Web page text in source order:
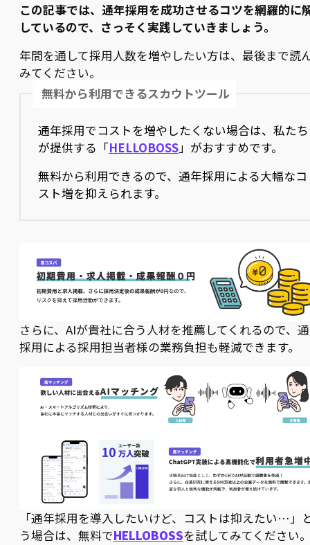
この記事では、通年採用を成功させるコツを網羅的に
しているので、さっそく実践していきましょう。
年間を通して採用人数を増やしたい方は、最後まで読
みてください。
無料から利用できるスカウトツール
通年採用でコストを増やしたくない場合は、私たち
が提供する「HELLOBOSS」がおすすめです。
無料から利用できるので、通年採用による大幅なコ
スト増を抑えられます。
さらに、AIが貴社に合う人材を推薦してくれるので、
採用による採用担当者様の業務負担も軽減できます。
「通年採用を導入したいけど、コストは抑えたい…」
う場合は、無料でHELLOBOSSを試してみてください